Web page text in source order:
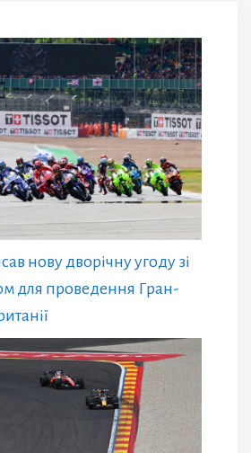
нову дворічну угоду зі
для проведення Гран-